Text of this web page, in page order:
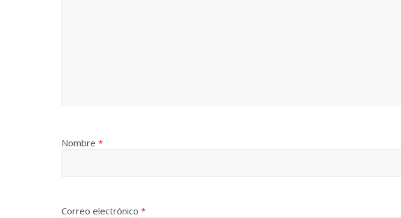
Nombre *
Correo electrónico *